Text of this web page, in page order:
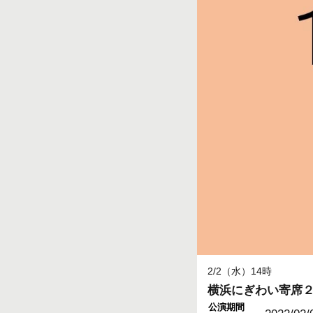
2/2（水）14時
横浜にぎわい寄席
公演期間